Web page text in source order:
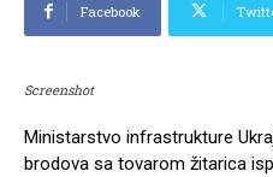
Facebook
Screenshot
Ministarstvo infrastrukture
brodova sa tovarom žitarica